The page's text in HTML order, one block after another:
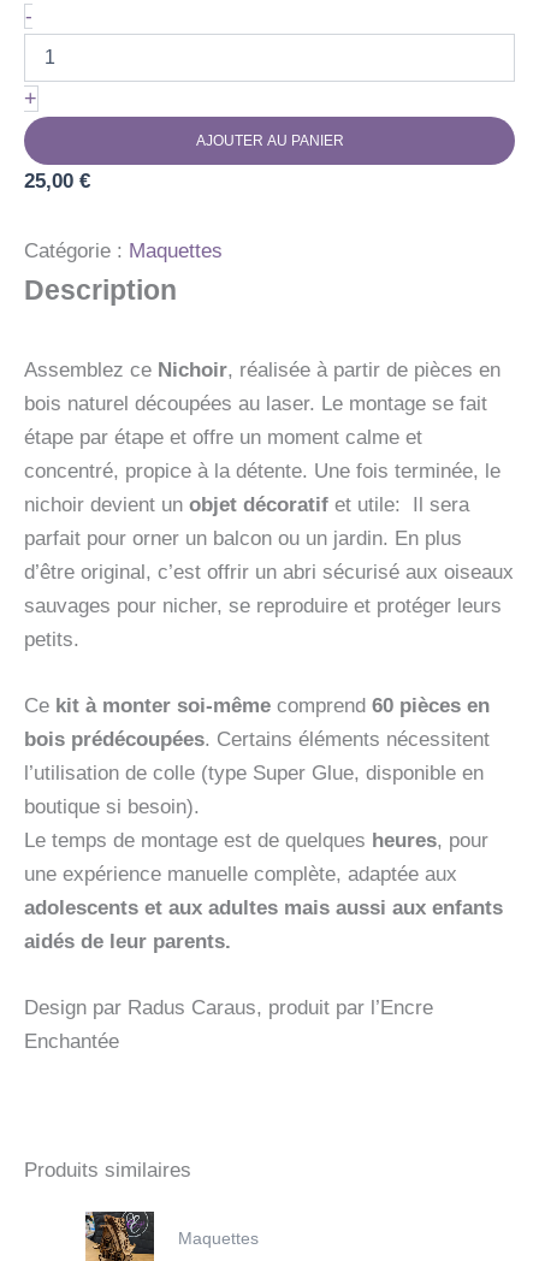
-quantité
de
Nichoir
à
oiseaux
monter
soi
+
AJOUTER AU PANIER
25,00 €
Catégorie : Maquettes
Description
Assemblez ce Nichoir, réalisée à partir de pièces en
bois naturel découpées au laser. Le montage se fait
étape par étape et offre un moment calme et
concentré, propice à la détente. Une fois terminée, le
nichoir devient un objet décoratif et utile: Il sera
parfait pour orner un balcon ou un jardin. En plus
d’être original, c’est offrir un abri sécurisé aux oiseaux
sauvages pour nicher, se reproduire et protéger leurs
petits.
Ce kit à monter soi-même comprend 60 pièces en
bois prédécoupées. Certains éléments nécessitent
l’utilisation de colle (type Super Glue, disponible en
boutique si besoin).
Le temps de montage est de quelques heures, pour
une expérience manuelle complète, adaptée aux
adolescents et aux adultes mais aussi aux enfants
aidés de leur parents.
Design par Radus Caraus, produit par l’Encre
Enchantée
Produits similaires
Maquettes